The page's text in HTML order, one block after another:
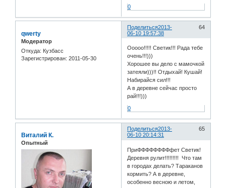
0
Поделиться 64
2013-
06-10 19:57:38
qwerty
Модератор
Откуда: Кузбасс
Зарегистрирован: 2011-05-30
Ооооо!!!!! Светик!!! Рада тебе
очень!!!)))
Хорошее вы дело с мамочкой
затеяли)))!! Отдыхай! Кушай!
Набирайся сил!!!
А в деревне сейчас просто
рай!!!)))
0
Поделиться 65
2013-
06-10 20:14:31
Виталий К.
Опытный
ПриФФФФФФФФфет Светик!
Деревня рулит!!!!!!!!! Что там
в городах делать? Тараканов
кормить? А в деревне,
особенно весною и летом,